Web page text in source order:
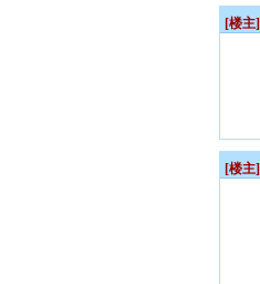
[楼主]
[楼主]